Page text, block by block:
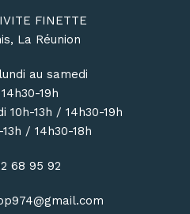
FINETTE
La Réunion
au samedi
19h
10h-13h / 14h30-19h
/ 14h30-18h
68 95 92